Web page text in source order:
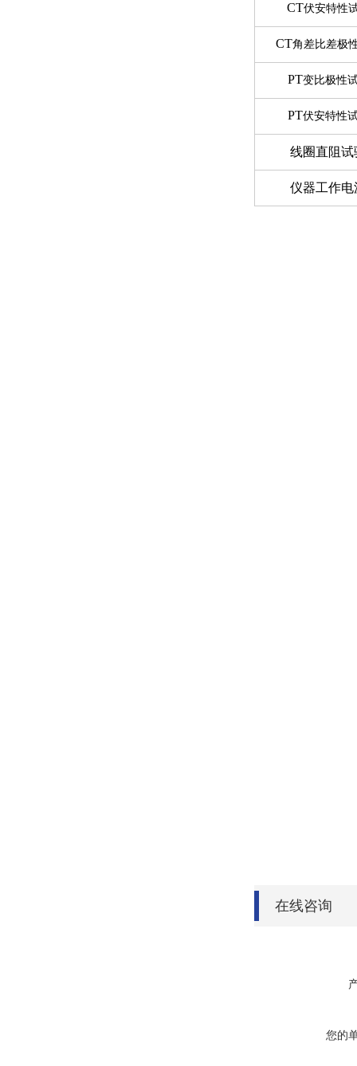
CT伏安特性
CT角差比差极
PT变比极性
PT伏安特性
线圈直阻试
仪器工作电
在线咨询
您的